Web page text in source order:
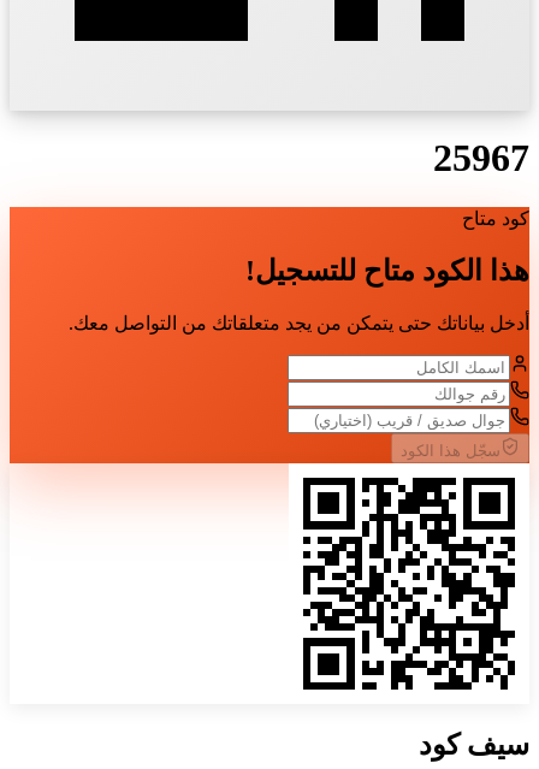
25967
كود متاح
هذا الكود متاح للتسجيل!
أدخل بياناتك حتى يتمكن من يجد متعلقاتك من التواصل معك.
سجّل هذا الكود
سيفكود